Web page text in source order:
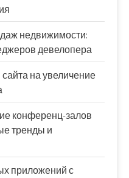
недвижимости:
девелопера
на увеличение
конференц-залов
тренды и
приложений с